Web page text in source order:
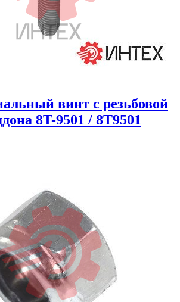
винт с резьбовой
8T-9501 / 8T9501